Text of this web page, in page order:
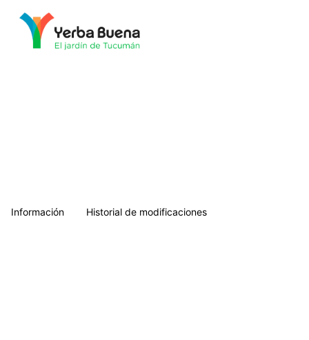
Información Historial de modificaciones